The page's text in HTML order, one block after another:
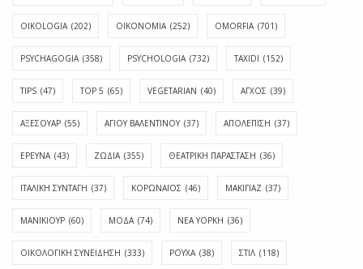
OIKOLOGIA (202) OIKONOMIA (252) OMORFIA (701)
PSYCHAGOGIA (358) PSYCHOLOGIA (732) TAXIDI (152)
TIPS (47) TOP 5 (65) VEGETARIAN (40) ΑΓΧΟΣ (39)
ΑΞΕΣΟΥΑΡ (55) ΑΓΊΟΥ ΒΑΛΕΝΤΊΝΟΥ (37) ΑΠΟΛΈΠΙΣΗ (37)
ΕΡΕΥΝΑ (43) ΖΩΔΙΑ (355) ΘΕΑΤΡΙΚΗ ΠΑΡΑΣΤΑΣΗ (36)
ΙΤΑΛΙΚΗ ΣΥΝΤΑΓΗ (37) ΚΟΡΩΝΑΪΟΣ (46) ΜΑΚΙΓΙΑΖ (37)
ΜΑΝΙΚΙΟΥΡ (60) ΜΟΔΑ (74) ΝΕΑ ΥΟΡΚΗ (36)
ΟΙΚΟΛΟΓΙΚΗ ΣΥΝΕΙΔΗΣΗ (333) ΡΟΥΧΑ (38) ΣΤΙΛ (118)